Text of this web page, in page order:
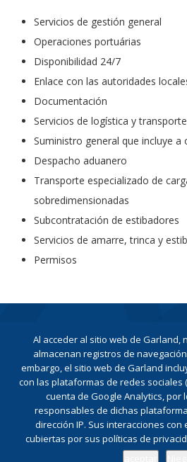
Servicios de gestión general
Operaciones portuárias
Disponibilidad 24/7
Enlace con las autoridades
Documentación
Servicios de logística y transporte
Suministro general que incluye a
Despacho aduanero
Transporte especializado de
sobredimensionadas
Subcontratación de estibadores
Servicios de amarre, trinca y
Permisos
Política de
Al acceder al sitio web de Garland,
almacenan registros de
embargo, el sitio web de Garland
con las plataformas de redes sociales
cuenta de Google Analytics, por
responsables de dichas
dirección IP. Sus interacciones
cubiertas por sus políticas de